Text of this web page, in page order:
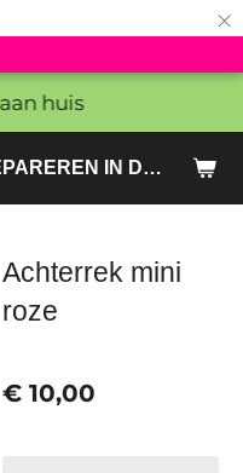
×
FATBIKES KOPEN & REPAREREN IN DEN HAAG EN ZOETERMEER - SACHE BIKES
huis
Achterrek mini
roze
€ 10,00